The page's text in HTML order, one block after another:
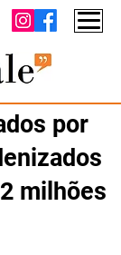
por
milhões